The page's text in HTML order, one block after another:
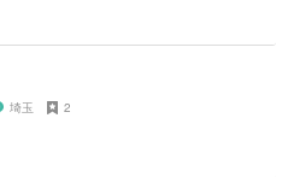
埼玉 2